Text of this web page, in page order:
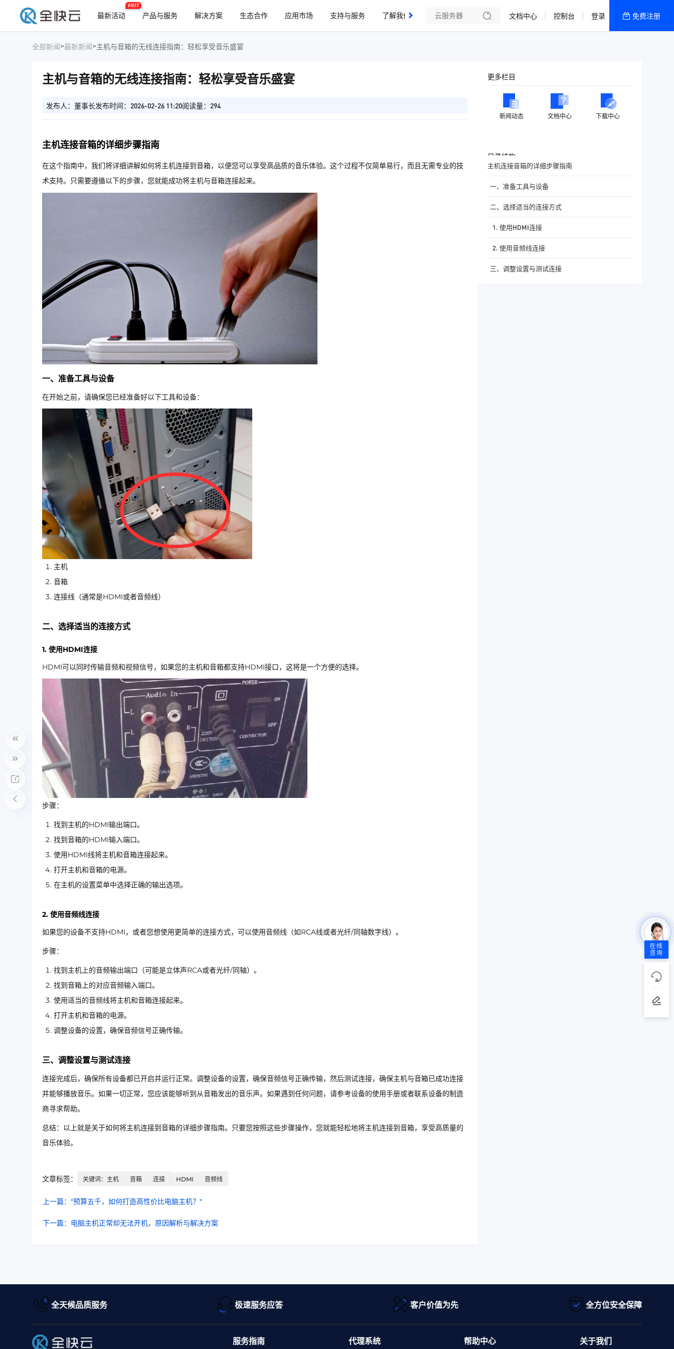
最新活动
HOT
产品与服务 解决方案 生态合作 应用市场 支持与服务
了解我们
文档中心 控制台 登录 免费注册
全部新闻>最新新闻>主机与音箱的无线连接指南：轻松享受音乐盛宴
主机与音箱的无线连接指南：轻松享受音乐盛宴
发布人：董事长发布时间：2026-02-26 11:20阅读量：294
主机连接音箱的详细步骤指南
在这个指南中，我们将详细讲解如何将主机连接到音箱，以便您可以享受高品质的音乐体验。这个过程不仅简单易行，而且无需专业的技
术支持。只需要遵循以下的步骤，您就能成功将主机与音箱连接起来。
一、准备工具与设备
在开始之前，请确保您已经准备好以下工具和设备：
主机
音箱
连接线（通常是HDMI或者音频线）
二、选择适当的连接方式
1. 使用HDMI连接
HDMI可以同时传输音频和视频信号，如果您的主机和音箱都支持HDMI接口，这将是一个方便的选择。
步骤：
找到主机的HDMI输出端口。
找到音箱的HDMI输入端口。
使用HDMI线将主机和音箱连接起来。
打开主机和音箱的电源。
在主机的设置菜单中选择正确的输出选项。
2. 使用音频线连接
如果您的设备不支持HDMI，或者您想使用更简单的连接方式，可以使用音频线（如RCA线或者光纤/同轴数字线）。
步骤：
找到主机上的音频输出端口（可能是立体声RCA或者光纤/同轴）。
找到音箱上的对应音频输入端口。
使用适当的音频线将主机和音箱连接起来。
打开主机和音箱的电源。
调整设备的设置，确保音频信号正确传输。
三、调整设置与测试连接
连接完成后，确保所有设备都已开启并运行正常。调整设备的设置，确保音频信号正确传输，然后测试连接，确保主机与音箱已成功连接
并能够播放音乐。如果一切正常，您应该能够听到从音箱发出的音乐声。如果遇到任何问题，请参考设备的使用手册或者联系设备的制造
商寻求帮助。
总结：以上就是关于如何将主机连接到音箱的详细步骤指南。只要您按照这些步骤操作，您就能轻松地将主机连接到音箱，享受高质量的
音乐体验。
文章标签： 关键词：主机 音箱 连接 HDMI 音频线
上一篇："预算五千，如何打造高性价比电脑主机？"
下一篇：电脑主机正常却无法开机，原因解析与解决方案
更多栏目
新闻动态 文档中心 下载中心
目录结构
主机连接音箱的详细步骤指南
一、准备工具与设备
二、选择适当的连接方式
1. 使用HDMI连接
2. 使用音频线连接
三、调整设置与测试连接
全天候品质服务 极速服务应答 客户价值为先 全方位安全保障
服务指南 代理系统 帮助中心 关于我们
在线
咨询